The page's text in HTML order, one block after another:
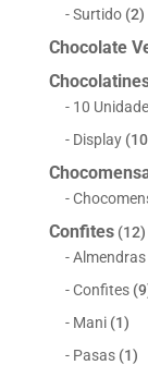
Surtido (2)
Chocolate
10
Display
Confites (12)
Almendras
Confites
Mani (1)
Pasas (1)